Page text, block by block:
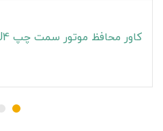
کاور محافظ موتور سمت چپ J4